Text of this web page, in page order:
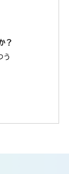
？
う